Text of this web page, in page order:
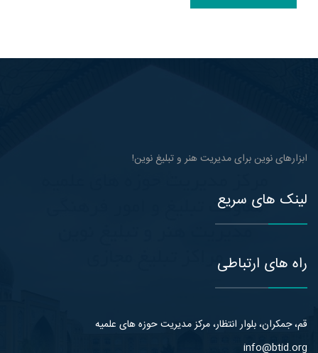
ابزارهای نوین برای مدیریت هنر و تبلیغ نوین!
لینک های سریع
راه های ارتباطی
قم، جمکران، بلوار انتظار، مرکز مدیریت حوزه های علمیه
info@btid.org